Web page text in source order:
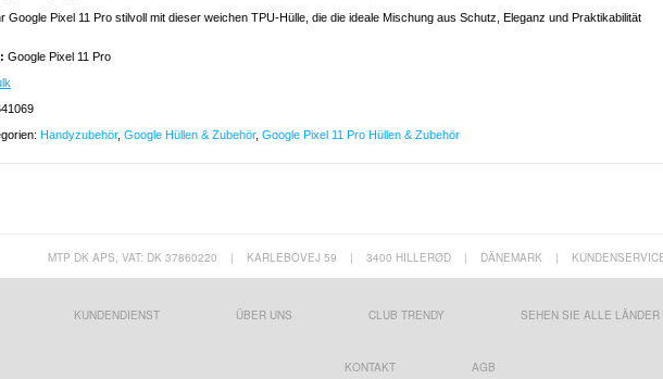
Google Pixel 11 Pro stilvoll mit dieser weichen TPU-Hülle, die die ideale Mischung aus Schutz, Eleganz und Praktikabilität
Google Pixel 11 Pro
Handyzubehör, Google Hüllen & Zubehör, Google Pixel 11 Pro Hüllen & Zubehör
MTP DK APS, VAT: DK 37860220 | KARLEBOVEJ 59 | 3400 HILLERØD | DÄNEMARK |
KUNDENDIENST ÜBER UNS CLUB TRENDY SEHEN SIE ALLE LÄNDER
KONTAKT AGB